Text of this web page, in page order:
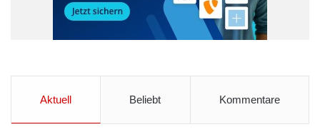
Aktuell Beliebt Kommentare